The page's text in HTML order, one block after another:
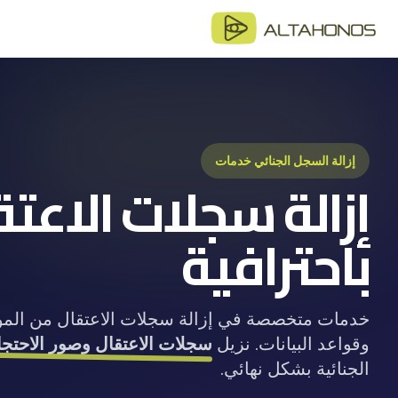
الكتب
موارد
إزالة السجل الجنائي خدمات
إزالة سجلات
باحترافية
خدمات متخصصة في إزالة سجلات الاعتقال من
وقواعد البيانات. نزيل سجلات الاعتقال وصور
الجنائية بشكل نهائي.